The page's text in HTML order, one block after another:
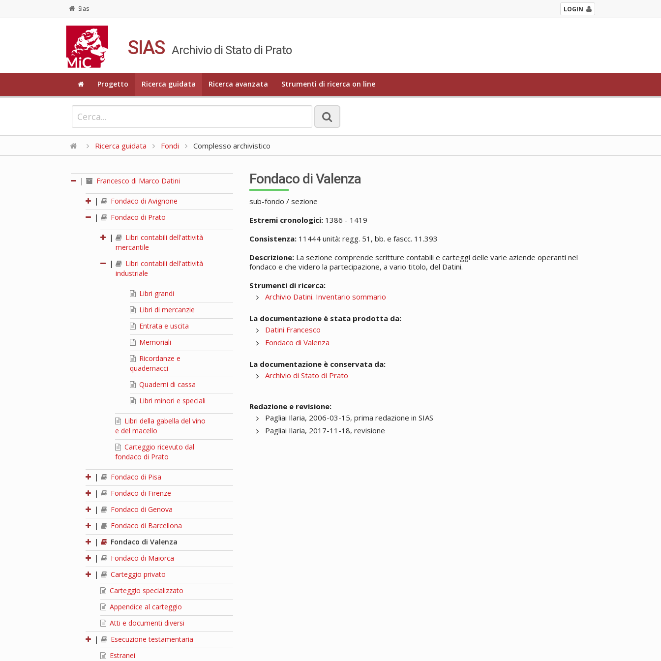
Sias LOGIN
SIAS Archivio di Stato di Prato
Progetto Ricerca guidata Ricerca avanzata Strumenti di ricerca on line
Ricerca guidata Fondi Complesso archivistico
| Francesco di Marco Datini
|
Fondaco di Avignone
|
Fondaco di Prato
|
Libri contabili dell'attività
mercantile
|
Libri contabili dell'attività
industriale
Libri grandi
Libri di mercanzie
Entrata e uscita
Memoriali
Ricordanze e
quadernacci
Quaderni di cassa
Libri minori e speciali
Libri della gabella del vino
e del macello
Carteggio ricevuto dal
fondaco di Prato
|
Fondaco di Pisa
|
Fondaco di Firenze
|
Fondaco di Genova
|
Fondaco di Barcellona
|
Fondaco di Valenza
|
Fondaco di Maiorca
|
Carteggio privato
Carteggio specializzato
Appendice al carteggio
Atti e documenti diversi
|
Esecuzione testamentaria
Estranei
Fondaco di Valenza
sub-fondo / sezione
Estremi cronologici: 1386 - 1419
Consistenza: 11444 unità: regg. 51, bb. e fascc. 11.393
Descrizione: La sezione comprende scritture contabili e carteggi delle varie aziende operanti nel
fondaco e che videro la partecipazione, a vario titolo, del Datini.
Strumenti di ricerca:
Archivio Datini. Inventario sommario
La documentazione è stata prodotta da:
Datini Francesco
Fondaco di Valenza
La documentazione è conservata da:
Archivio di Stato di Prato
Redazione e revisione:
Pagliai Ilaria, 2006-03-15, prima redazione in SIAS
Pagliai Ilaria, 2017-11-18, revisione